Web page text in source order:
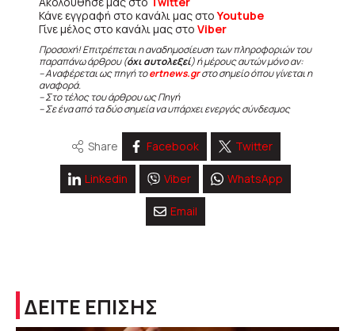
Κάνε εγγραφή στο κανάλι μας στοYoutube
Γίνε μέλος στο κανάλι μας στο Viber
Προσοχή! Επιτρέπεται η αναδημοσίευση των πληροφοριών του
παραπάνω άρθρου (όχι αυτολεξεί) ή μέρους αυτών μόνο αν:
– Αναφέρεται ως πηγή τοertnews.grστο σημείο όπου γίνεται η
αναφορά.
– Στο τέλος του άρθρου ως Πηγή
– Σε ένα από τα δύο σημεία να υπάρχει ενεργός σύνδεσμος
Share Facebook Twitter
Linkedin Viber WhatsApp
Email
ΔΕΙΤΕ ΕΠΙΣΗΣ